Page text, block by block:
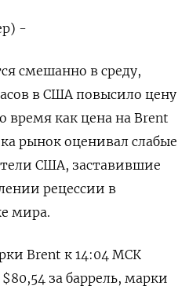
-
смешанно в среду,
в США повысило цену
время как цена на Brent
рынок оценивал слабые
США, заставившие
рецессии в
мира.
Brent к 14:04 МСК
за баррель, марки